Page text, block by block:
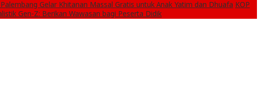
Gelar Khitanan Massal Gratis untuk Anak Yatim dan Dhuafa KOP
Gen-Z: Berikan Wawasan bagi Peserta Didik